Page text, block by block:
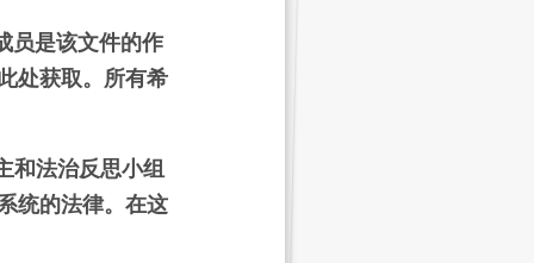
员是该文件的作
处获取。所有希
和法治反思小组
统的法律。在这